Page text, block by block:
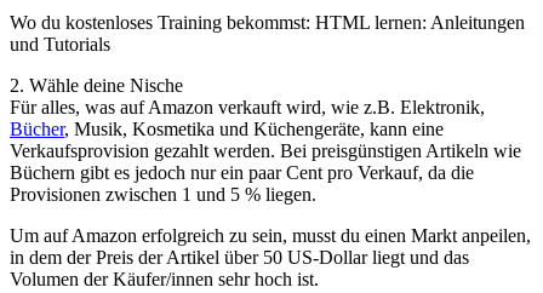
Wo du kostenloses Training bekommst: HTML lernen: Anleitungen
und Tutorials
2. Wähle deine Nische
Für alles, was auf Amazon verkauft wird, wie z.B. Elektronik,
Bücher, Musik, Kosmetika und Küchengeräte, kann eine
Verkaufsprovision gezahlt werden. Bei preisgünstigen Artikeln wie
Büchern gibt es jedoch nur ein paar Cent pro Verkauf, da die
Provisionen zwischen 1 und 5 % liegen.
Um auf Amazon erfolgreich zu sein, musst du einen Markt anpeilen,
in dem der Preis der Artikel über 50 US-Dollar liegt und das
Volumen der Käufer/innen sehr hoch ist.